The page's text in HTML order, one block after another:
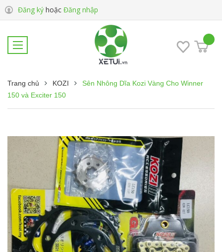
Đăng ký hoặc Đăng nhập
Trang chủ KOZI
Sên Nhông Dĩa Kozi Vàng Cho Winner
150 và Exciter 150